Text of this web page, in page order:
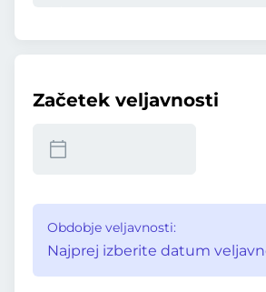
Začetek veljavnosti
Obdobje veljavnosti:
Najprej izberite datum